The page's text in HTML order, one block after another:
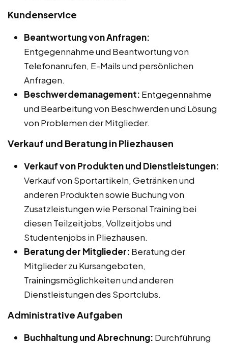
Kundenservice
Beantwortung von Anfragen:
Entgegennahme und Beantwortung von
Telefonanrufen, E-Mails und persönlichen
Anfragen.
Beschwerdemanagement: Entgegennahme
und Bearbeitung von Beschwerden und Lösung
von Problemen der Mitglieder.
Verkauf und Beratung in Pliezhausen
Verkauf von Produkten und Dienstleistungen:
Verkauf von Sportartikeln, Getränken und
anderen Produkten sowie Buchung von
Zusatzleistungen wie Personal Training bei
diesen Teilzeitjobs, Vollzeitjobs und
Studentenjobs in Pliezhausen.
Beratung der Mitglieder: Beratung der
Mitglieder zu Kursangeboten,
Trainingsmöglichkeiten und anderen
Dienstleistungen des Sportclubs.
Administrative Aufgaben
Buchhaltung und Abrechnung: Durchführung